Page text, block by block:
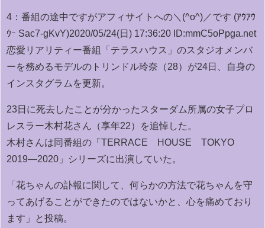
4： 番組の途中ですがアフィサイトへの＼(^o^)／です (ｱｳｱｳ
ｳｰ Sac7-gKvY)2020/05/24(日) 17:36:20 ID:mmC5oPpga.net
恋愛リアリティー番組「テラスハウス」のスタジオメンバ
ーを務めるモデルのトリンドル玲奈（28）が24日、自身の
インスタグラムを更新。
23日に死去したことが分かったスターダム所属の女子プロ
レスラー木村花さん（享年22）を追悼した。
木村さんは同番組の「TERRACE HOUSE TOKYO
2019―2020」シリーズに出演していた。
「花ちゃんの訃報に関して、何らかの方法で花ちゃんを守
ってあげることができたのではないかと、心を痛めており
ます」と投稿。